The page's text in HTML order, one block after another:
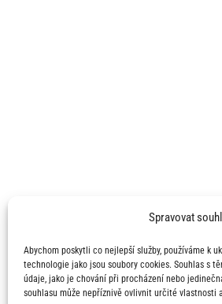
Spravovat
Abychom poskytli co nejlepší služby, používáme k
technologie jako jsou soubory cookies. Souhlas s
údaje, jako je chování při procházení nebo
souhlasu může nepříznivě ovlivnit určité vlastnosti